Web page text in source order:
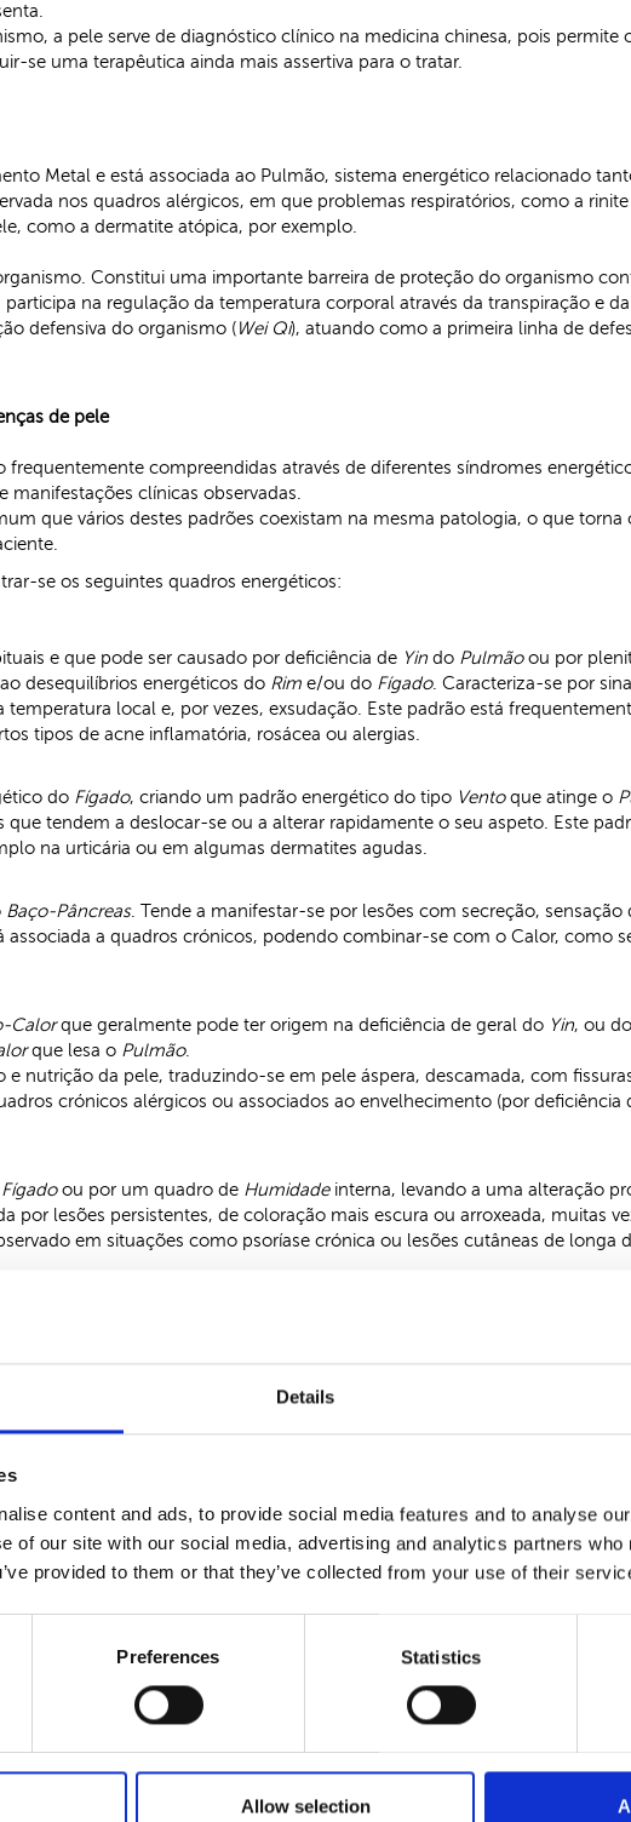
Details
content and ads, to provide social media features and to analyse
of our site with our social media, advertising and analytics partners
provided to them or that they’ve collected from your use of their
Preferences Statistics
Allow selection
a pele serve de diagnóstico clínico na medicina chinesa, pois permite
se uma terapêutica ainda mais assertiva para o tratar.
Metal e está associada ao Pulmão, sistema energético relacionado
nos quadros alérgicos, em que problemas respiratórios, como a
como a dermatite atópica, por exemplo.
Constitui uma importante barreira de proteção do organismo
na regulação da temperatura corporal através da transpiração e
defensiva do organismo (Wei Qi), atuando como a primeira linha de
de pele
frequentemente compreendidas através de diferentes síndromes
manifestações clínicas observadas.
que vários destes padrões coexistam na mesma patologia, o que
se os seguintes quadros energéticos:
e que pode ser causado por deficiência de Yin do Pulmãoou por
desequilíbrios energéticos do Rim e/ou do Fígado. Caracteriza-se por
local e, por vezes, exsudação. Este padrão está
tipos de acne inflamatória, rosácea ou alergias.
do Fígado, criando um padrão energético do tipo Ventoque atinge o
tendem a deslocar-se ou a alterar rapidamente o seu aspeto. Este
na urticária ou em algumas dermatites agudas.
Baço-Pâncreas. Tende a manifestar-se por lesões com secreção,
associada a quadros crónicos, podendo combinar-se com o Calor, como
Calorque geralmente pode ter origem na deficiência de geral do Yin, ou do
que lesa o Pulmão.
e nutrição da pele, traduzindo-se em pele áspera, descamada, com
crónicos alérgicos ou associados ao envelhecimento (por deficiência
Fígadoou por um quadro de Humidadeinterna, levando a uma alteração
por lesões persistentes, de coloração mais escura ou arroxeada, muitas
em situações como psoríase crónica ou lesões cutâneas de longa
a fragilidade cutânea, secura e lesões recorrentes. Estes padrões
e reativas.
de prática clínica única por parte do seu criador, o Dr. Pedro Choy.
de ponta, de forma a poder dar a melhor resposta terapêutica
o Método Pedro Choy e que é importante dar a conhecer antes de falar do
que apenas no controlo dos sintomas, pois pretendemos que a doença
doença pode ter causas energéticas totalmente distintas em
do ponto de vista da doença, mas sim da pessoa.
promover o equilíbrio global do organismo, tanto no aspeto físico como
se também mais rápida e consistente.
dia a dia são crónicas, com o doente a apresentar um quadro
bons resultados, embora o tratamento seja, forçosamente, mais
nas duas principais valências da medicina chinesa: a acupuntura e a
doença e promover o equilíbrio global do organismo. Atua tanto no